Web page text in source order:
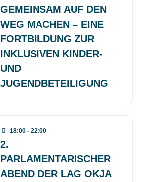
GEMEINSAM AUF DEN
WEG MACHEN – EINE
FORTBILDUNG ZUR
INKLUSIVEN KINDER-
UND
JUGENDBETEILIGUNG
18:00 - 22:00
2.
PARLAMENTARISCHER
ABEND DER LAG OKJA